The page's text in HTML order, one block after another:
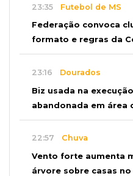
23:35 Futebol de MS
Federação convoca
formato e regras da
23:16 Dourados
Biz usada na
abandonada em área
22:57 Chuva
Vento forte aumenta
árvore sobre casas no